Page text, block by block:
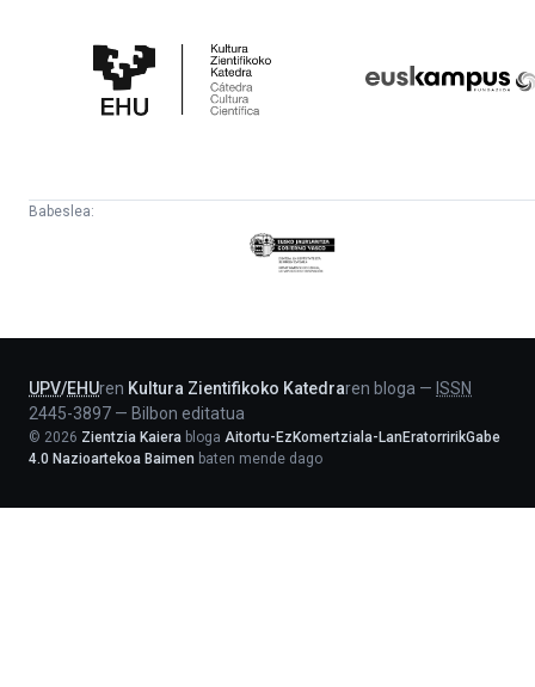
Zientifikoko
Katedra
Babeslea:
Eusko
Jaurlaritza
UPV/EHUren Kultura Zientifikoko Katedraren bloga — ISSN
2445-3897 — Bilbon editatua
© 2026 Zientzia Kaiera bloga Aitortu-EzKomertziala-LanEratorririkGabe
4.0 Nazioartekoa Baimen baten mende dago